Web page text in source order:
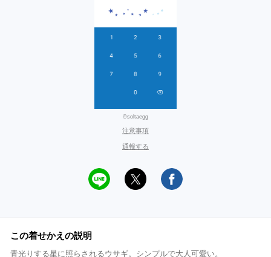
©soltaegg
注意事項
通報する
この着せかえの説明
青光りする星に照らされるウサギ。シンプルで大人可愛い。